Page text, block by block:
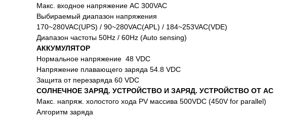
Макс. входное напряжение AC 300VAC
Выбираемый диапазон напряжения
170~280VAC(UPS) / 90~280VAC(APL) / 184~253VAC(VDE)
Диапазон частоты 50Hz / 60Hz (Auto sensing)
АККУМУЛЯТОР
Нормальное напряжение 48 VDC
Напряжение плавающего заряда 54.8 VDC
Защита от перезаряда 60 VDC
СОЛНЕЧНОЕ ЗАРЯД. УСТРОЙСТВО И ЗАРЯД. УСТРОЙСТВО ОТ AC
Макс. напряж. холостого хода PV массива 500VDC (450V for parallel)
Алгоритм заряда